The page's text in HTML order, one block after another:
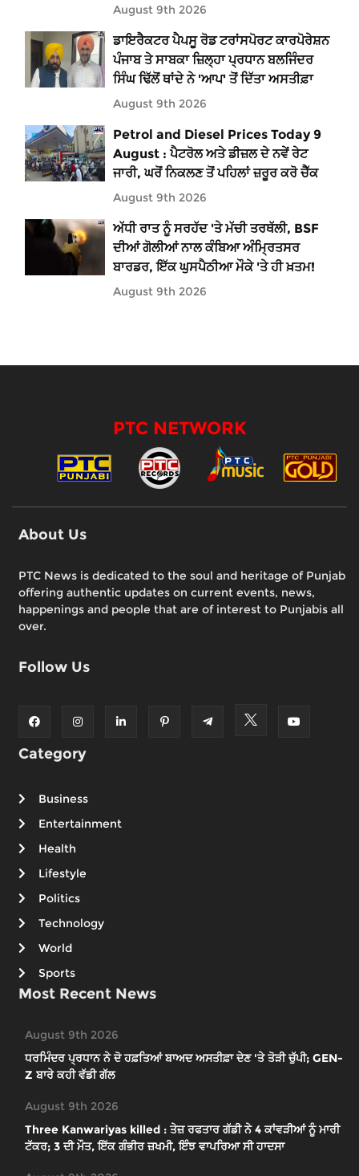
August 9th 2026
ਡਾਇਰੈਕਟਰ ਪੈਪਸੂ ਰੋਡ ਟਰਾਂਸਪੋਰਟ ਕਾਰਪੋਰੇਸ਼ਨ
ਪੰਜਾਬ ਤੇ ਸਾਬਕਾ ਜ਼ਿਲ੍ਹਾ ਪ੍ਰਧਾਨ ਬਲਜਿੰਦਰ
ਸਿੰਘ ਢਿੱਲੋਂ ਥਾਂਦੇ ਨੇ 'ਆਪ' ਤੋਂ ਦਿੱਤਾ ਅਸਤੀਫ਼ਾ
August 9th 2026
Petrol and Diesel Prices Today 9
August : ਪੈਟਰੋਲ ਅਤੇ ਡੀਜ਼ਲ ਦੇ ਨਵੇਂ ਰੇਟ
ਜਾਰੀ, ਘਰੋਂ ਨਿਕਲਣ ਤੋਂ ਪਹਿਲਾਂ ਜ਼ਰੂਰ ਕਰੋ ਚੈੱਕ
August 9th 2026
ਅੱਧੀ ਰਾਤ ਨੂੰ ਸਰਹੱਦ 'ਤੇ ਮੱਚੀ ਤਰਥੱਲੀ, BSF
ਦੀਆਂ ਗੋਲੀਆਂ ਨਾਲ ਕੰਬਿਆ ਅੰਮ੍ਰਿਤਸਰ
ਬਾਰਡਰ, ਇੱਕ ਘੁਸਪੈਠੀਆ ਮੌਕੇ 'ਤੇ ਹੀ ਖ਼ਤਮ!
August 9th 2026
PTC NETWORK
About Us
PTC News is dedicated to the soul and heritage of Punjab
offering authentic updates on current events, news,
happenings and people that are of interest to Punjabis all
over.
Follow Us
Category
Business
Entertainment
Health
Lifestyle
Politics
Technology
World
Sports
Most Recent News
August 9th 2026
ਧਰਮਿੰਦਰ ਪ੍ਰਧਾਨ ਨੇ ਦੋ ਹਫ਼ਤਿਆਂ ਬਾਅਦ ਅਸਤੀਫ਼ਾ ਦੇਣ 'ਤੇ ਤੋੜੀ ਚੁੱਪੀ; GEN-
Z ਬਾਰੇ ਕਹੀ ਵੱਡੀ ਗੱਲ
August 9th 2026
Three Kanwariyas killed : ਤੇਜ਼ ਰਫਤਾਰ ਗੱਡੀ ਨੇ 4 ਕਾਂਵੜੀਆਂ ਨੂੰ ਮਾਰੀ
ਟੱਕਰ; 3 ਦੀ ਮੌਤ, ਇੱਕ ਗੰਭੀਰ ਜ਼ਖਮੀ, ਇੰਝ ਵਾਪਰਿਆ ਸੀ ਹਾਦਸਾ